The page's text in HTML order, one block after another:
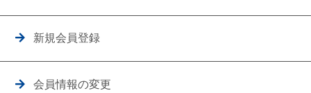
新規会員登録
会員情報の変更